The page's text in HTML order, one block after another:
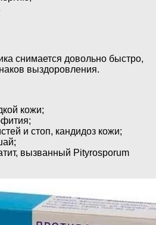
снимается довольно быстро,
выздоровления.
кожи;
и стоп, кандидоз кожи;
вызванный Pityrosporum